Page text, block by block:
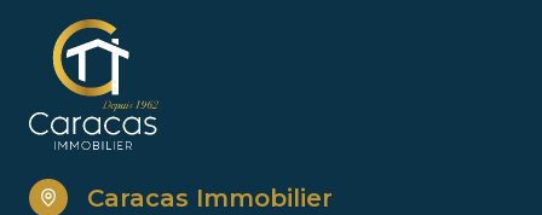
Caracas Immobilier